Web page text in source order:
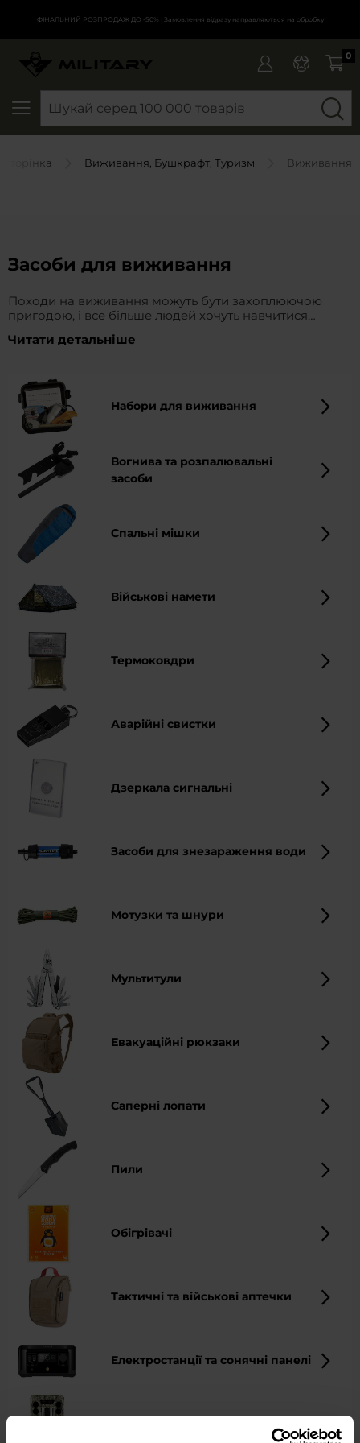
ФІНАЛЬНИЙ РОЗПРОДАЖ ДО -50% | Замовлення відразу направляються на обробку
SEARCH
0
Виживання, Бушкрафт, Туризм Виживання
Засоби для виживання
Походи на виживання можуть бути захоплюючою
пригодою, і все більше людей хочуть навчитися
знання та відповідне спорядження можуть
широкий вибір товарів, які стануть в нагоді в поході
на виживання і дозволять Тобі вижити в будь-яких
умовах.
Читати детальніше
Набори для виживання
Вогнива та розпалювальні
засоби
Спальні мішки
Військові намети
Термоковдри
Аварійні свистки
Дзеркала сигнальні
Засоби для знезараження води
Мотузки та шнури
Мультитули
Евакуаційні рюкзаки
Саперні лопати
Пили
Обігрівачі
Тактичні та військові аптечки
Електростанції та сонячні панелі